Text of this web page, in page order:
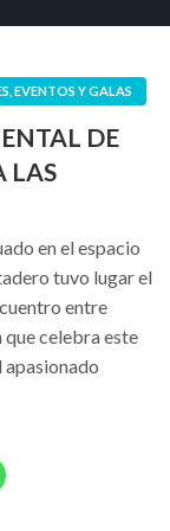
EVENTOS Y GALAS
DE
LAS
en el espacio
tuvo lugar el
entre
celebra este
apasionado